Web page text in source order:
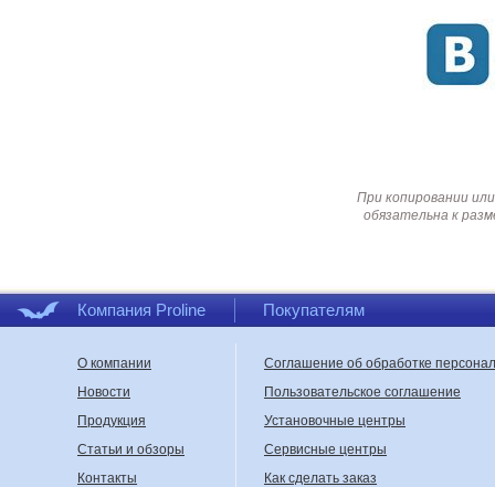
При копировании
обязательна к
Компания Proline Покупателям
О компании
Новости
Продукция
Статьи и обзоры
Контакты
Соглашение об обработке
Пользовательское соглашение
Установочные центры
Сервисные центры
Как сделать заказ